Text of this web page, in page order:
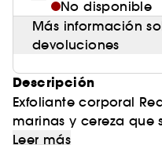
No disponible
Más información
devoluciones
Descripción
Exfoliante corporal
marinas y cereza que
reafirma y purifica la
Leer más